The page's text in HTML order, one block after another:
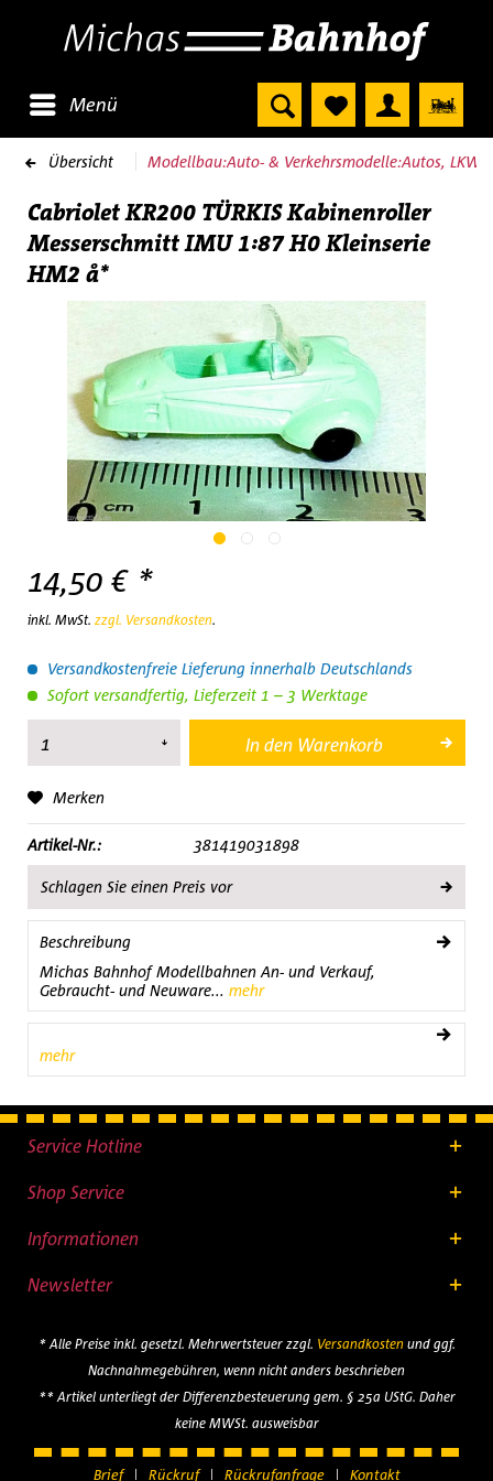
Menü
Übersicht Modellbau:Auto- & Verkehrsmodelle:Autos, LKW
Cabriolet KR200 TÜRKIS Kabinenroller
Messerschmitt IMU 1:87 H0 Kleinserie
HM2 å*
14,50 € *
inkl. MwSt. zzgl. Versandkosten.
Versandkostenfreie Lieferung innerhalb Deutschlands
Sofort versandfertig, Lieferzeit 1 – 3 Werktage
In den Warenkorb
Merken
Artikel-Nr.: 381419031898
Schlagen Sie einen Preis vor
Beschreibung
Michas Bahnhof Modellbahnen An- und Verkauf,
Gebraucht- und Neuware... mehr
mehr
Service Hotline
Shop Service
Informationen
Newsletter
* Alle Preise inkl. gesetzl. Mehrwertsteuer zzgl. Versandkostenund ggf.
Nachnahmegebühren, wenn nicht anders beschrieben
** Artikel unterliegt der Differenzbesteuerung gem. § 25a UStG. Daher
keine MWSt. ausweisbar
Brief Rückruf Rückrufanfrage Kontakt